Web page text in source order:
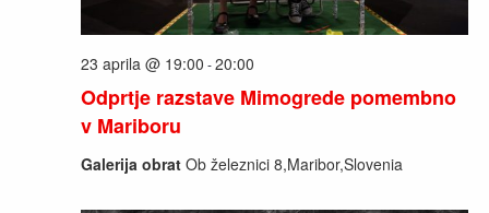
Odprtje razstave Mimogrede pomembno
v Mariboru
23 aprila @ 19:00 -20:00
Galerija obrat Ob železnici 8,Maribor,Slovenia